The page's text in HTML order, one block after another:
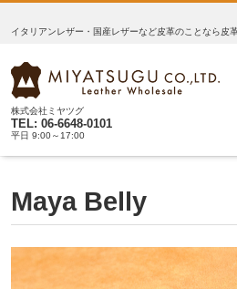
イタリアンレザー・国産レザーなど皮革のことなら皮
株式会社ミヤツグ
TEL: 06-6648-0101
平日 9:00～17:00
Maya Belly